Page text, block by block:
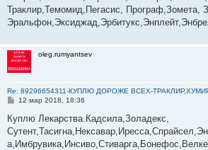
е
Траклир,Темомид,Пегасис, Програф,Зомета,
oleg.rumyantsev
Re: 89296654311-КУПЛЮ ДОРОЖЕ ВСЕХ-
С
о
б
щ
е
12 мар 2018, 18:36
Куплю Лекарства.Кадсила,Золадекс,